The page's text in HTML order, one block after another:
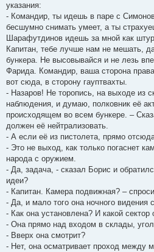
указания:
- Командир, ты идешь в паре с
бесшумно снимать умеет, а ты
Шарафутдинов идешь за мной как
Капитан, тебе лучше нам не мешать,
бункера. Не высовывайся и не лезь
Фарида. Командир, ваша сторона
вот сюда, в сторону гауптвахты.
- Назаров! Не торопись, на выходе из
наблюдения, и думаю, полковник её
происходящем во всем бункере. –
должен её нейтрализовать.
- А если её из пистолета, прямо
- Это не выход, как только погаснет
народа с оружием.
- Да, задача, - сказал Борис и
идеи?
- Капитан. Камера подвижная? –
- Да, и мало того она ночного видения
- Как она установлена? И какой сектор
- Она прямо над входом в склады, угол
- Вверх она смотрит?
- Нет, она осматривает проход между